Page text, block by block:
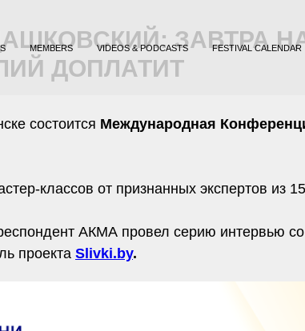
MEMBERS VIDEOS & PODCASTS FESTIVAL CALENDAR
ЗАВТРА
ДОПЛАТИТ
состоится Международная
классов от признанных экспертов из
АКМА провел серию интервью
проекта Slivki.by.